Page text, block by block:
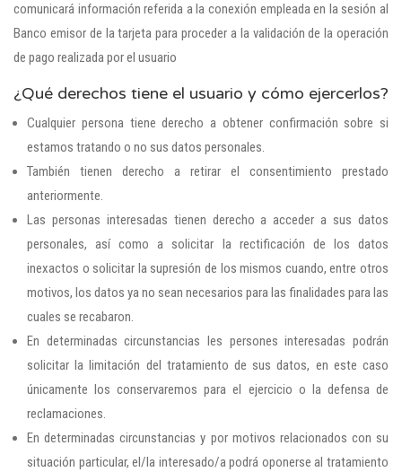
comunicará información referida a la conexión empleada en la sesión al
Banco emisor de la tarjeta para proceder a la validación de la operación
de pago realizada por el usuario
¿Qué derechos tiene el usuario y cómo ejercerlos?
Cualquier persona tiene derecho a obtener confirmación sobre si
estamos tratando o no sus datos personales.
También tienen derecho a retirar el consentimiento prestado
anteriormente.
Las personas interesadas tienen derecho a acceder a sus datos
personales, así como a solicitar la rectificación de los datos
inexactos o solicitar la supresión de los mismos cuando, entre otros
motivos, los datos ya no sean necesarios para las finalidades para las
cuales se recabaron.
En determinadas circunstancias les persones interesadas podrán
solicitar la limitación del tratamiento de sus datos, en este caso
únicamente los conservaremos para el ejercicio o la defensa de
reclamaciones.
En determinadas circunstancias y por motivos relacionados con su
situación particular, el/la interesado/a podrá oponerse al tratamiento